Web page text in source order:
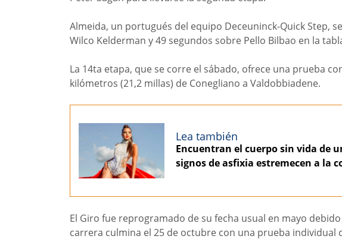
Almeida, un portugués del equipo Deceuninck-Quick Step,
Wilco Kelderman y 49 segundos sobre Pello Bilbao en la
La 14ta etapa, que se corre el sábado, ofrece una prueba
kilómetros (21,2 millas) de Conegliano a Valdobbiadene.
Lea también
Encuentran el cuerpo sin vida de
signos de asfixia estremecen a la
El Giro fue reprogramado de su fecha usual en mayo
carrera culmina el 25 de octubre con una prueba individual